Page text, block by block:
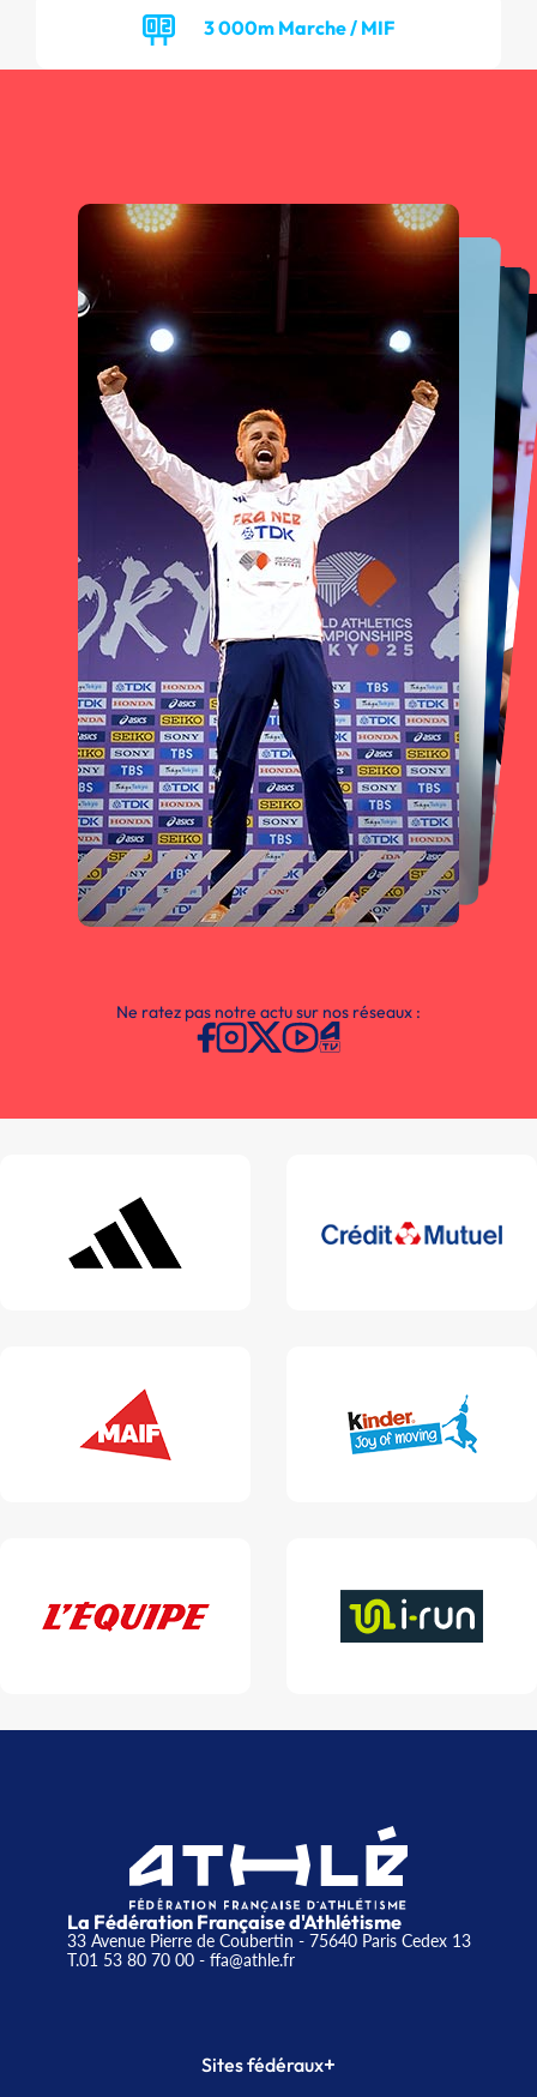
3 000m Marche / MIF
Ne ratez pas notre actu sur nos réseaux :
La Fédération Française d'Athlétisme
33 Avenue Pierre de Coubertin - 75640 Paris Cedex 13
T.01 53 80 70 00- ffa@athle.fr
Sites fédéraux+